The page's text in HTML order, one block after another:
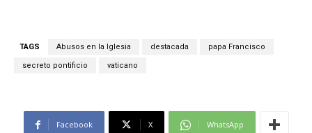
TAGS Abusos en la Iglesia destacada papa Francisco
secreto pontificio vaticano
Facebook X WhatsApp